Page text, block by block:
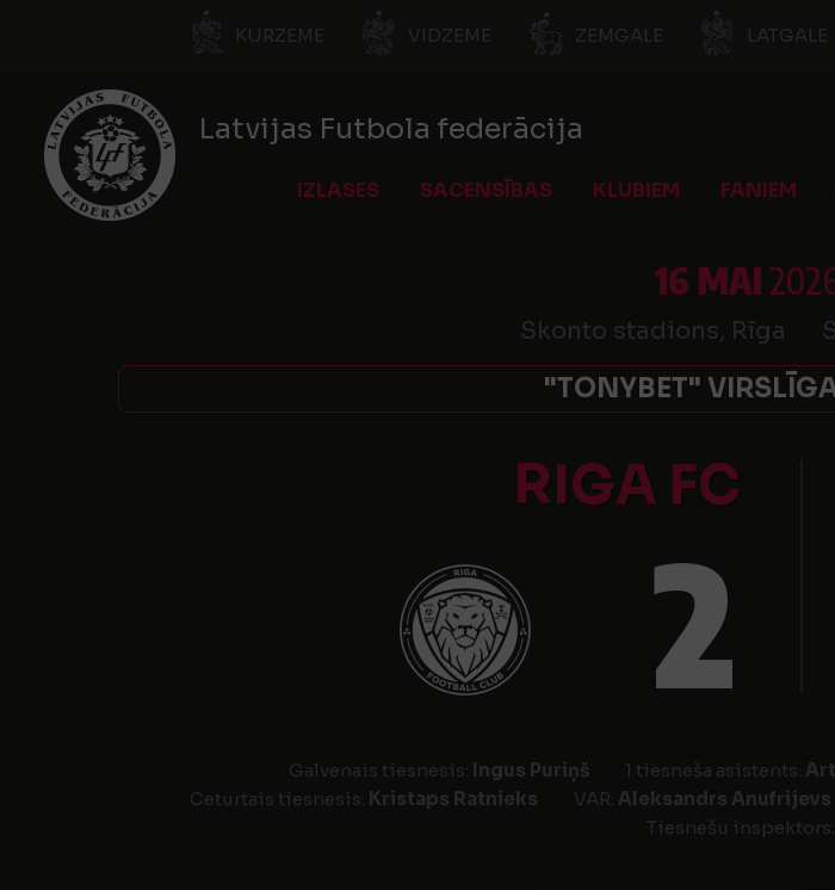
KURZEME VIDZEME ZEMGALE LATGALE
Latvijas Futbola federācija
IZLASES SACENSĪBAS KLUBIEM FANIEM
16 MAI
Skonto stadions, Rīga
"TONYBET"
RIGA FC
2
Galvenais tiesnesis: Ingus Puriņš 1 tiesneša asistents:
Ceturtais tiesnesis: Kristaps Ratnieks VAR: Aleksandrs Anufrijevs
Tiesnešu inspektors: